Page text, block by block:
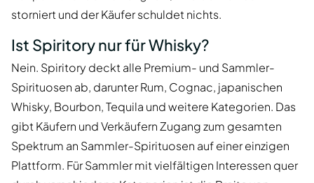
storniert und der Käufer schuldet nichts.
Ist Spiritory nur für Whisky?
Nein. Spiritory deckt alle Premium- und Sammler-
Spirituosen ab, darunter Rum, Cognac, japanischen
Whisky, Bourbon, Tequila und weitere Kategorien. Das
gibt Käufern und Verkäufern Zugang zum gesamten
Spektrum an Sammler-Spirituosen auf einer einzigen
Plattform. Für Sammler mit vielfältigen Interessen quer